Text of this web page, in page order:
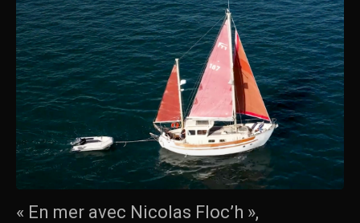
« En mer avec Nicolas Floc’h »,